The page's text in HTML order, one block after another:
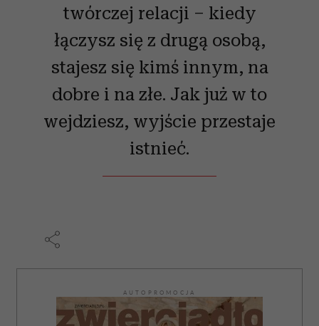
twórczej relacji – kiedy
łączysz się z drugą osobą,
stajesz się kimś innym, na
dobre i na złe. Jak już w to
wejdziesz, wyjście przestaje
istnieć.
AUTOPROMOCJA